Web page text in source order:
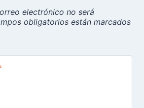
electrónico no será
obligatorios están marcados